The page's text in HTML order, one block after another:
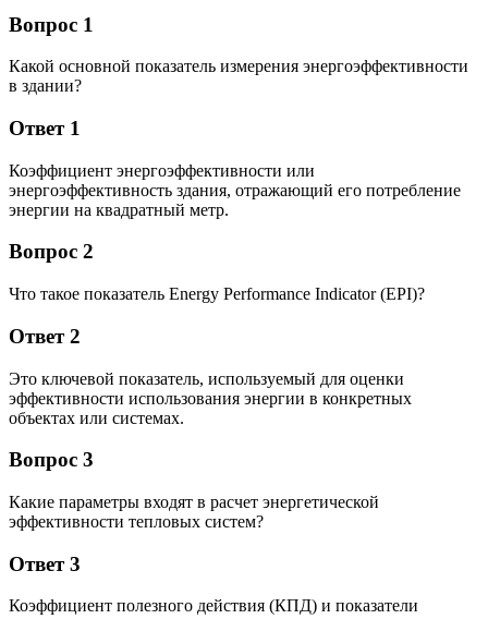
Вопрос 1
Какой основной показатель измерения энергоэффективности
в здании?
Ответ 1
Коэффициент энергоэффективности или
энергоэффективность здания, отражающий его потребление
энергии на квадратный метр.
Вопрос 2
Что такое показатель Energy Performance Indicator (EPI)?
Ответ 2
Это ключевой показатель, используемый для оценки
эффективности использования энергии в конкретных
объектах или системах.
Вопрос 3
Какие параметры входят в расчет энергетической
эффективности тепловых систем?
Ответ 3
Коэффициент полезного действия (КПД) и показатели